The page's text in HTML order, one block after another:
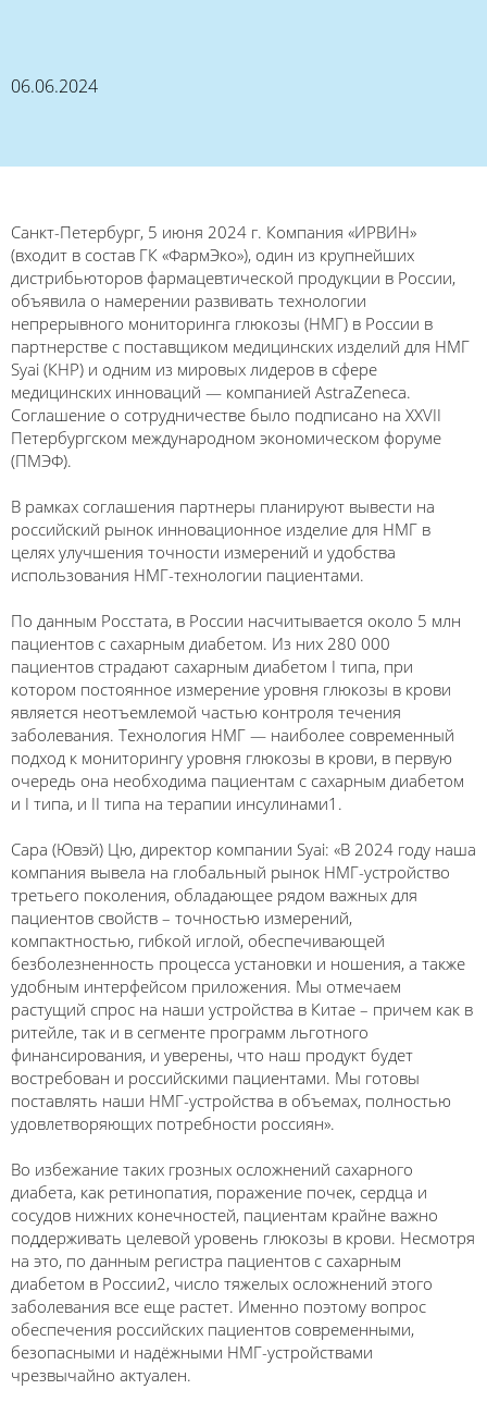
06.06.2024
Санкт-Петербург, 5 июня 2024 г. Компания «ИРВИН»
(входит в состав ГК «ФармЭко»), один из крупнейших
дистрибьюторов фармацевтической продукции в России,
объявила о намерении развивать технологии
непрерывного мониторинга глюкозы (НМГ) в России в
партнерстве с поставщиком медицинских изделий для НМГ
Syai (КНР) и одним из мировых лидеров в сфере
медицинских инноваций — компанией AstraZeneca.
Соглашение о сотрудничестве было подписано на XXVII
Петербургском международном экономическом форуме
(ПМЭФ).
В рамках соглашения партнеры планируют вывести на
российский рынок инновационное изделие для НМГ в
целях улучшения точности измерений и удобства
использования НМГ-технологии пациентами.
По данным Росстата, в России насчитывается около 5 млн
пациентов с сахарным диабетом. Из них 280 000
пациентов страдают сахарным диабетом I типа, при
котором постоянное измерение уровня глюкозы в крови
является неотъемлемой частью контроля течения
заболевания. Технология НМГ — наиболее современный
подход к мониторингу уровня глюкозы в крови, в первую
очередь она необходима пациентам с сахарным диабетом
и I типа, и II типа на терапии инсулинами1.
Сара (Ювэй) Цю, директор компании Syai: «В 2024 году наша
компания вывела на глобальный рынок НМГ-устройство
третьего поколения, обладающее рядом важных для
пациентов свойств – точностью измерений,
компактностью, гибкой иглой, обеспечивающей
безболезненность процесса установки и ношения, а также
удобным интерфейсом приложения. Мы отмечаем
растущий спрос на наши устройства в Китае – причем как в
ритейле, так и в сегменте программ льготного
финансирования, и уверены, что наш продукт будет
востребован и российскими пациентами. Мы готовы
поставлять наши НМГ-устройства в объемах, полностью
удовлетворяющих потребности россиян».
Во избежание таких грозных осложнений сахарного
диабета, как ретинопатия, поражение почек, сердца и
сосудов нижних конечностей, пациентам крайне важно
поддерживать целевой уровень глюкозы в крови. Несмотря
на это, по данным регистра пациентов с сахарным
диабетом в России2, число тяжелых осложнений этого
заболевания все еще растет. Именно поэтому вопрос
обеспечения российских пациентов современными,
безопасными и надёжными НМГ-устройствами
чрезвычайно актуален.